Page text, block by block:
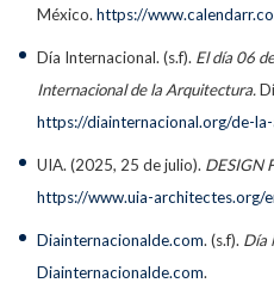
México.https://
Día Internacional. (s.f). El día 06
Internacional de la Arquitectura.
https://diainternacional.org/de-
UIA. (2025, 25 de julio). DESIGN
https://www.uia-architectes.org/
Diainternacionalde.com. (s.f). Día
Diainternacionalde.com.